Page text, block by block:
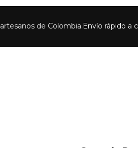
de Colombia.Envío rápido a casi toda